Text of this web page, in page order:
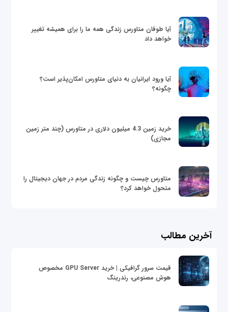
آیا طوفان متاورس زندگی همه ما را برای همیشه تغییر
خواهد داد
آیا ورود ایرانیان به دنیای متاورس امکان‌پذیر است؟
چگونه؟
خرید زمین 4.3 میلیون دلاری در متاورس (چند متر زمین
مجازی)
متاورس چیست و چگونه زندگی مردم در جهان دیجیتال را
متحول خواهد کرد؟
آخرین مطالب
قیمت سرور گرافیکی | خرید GPU Server مخصوص
هوش مصنوعی، رندرینگ